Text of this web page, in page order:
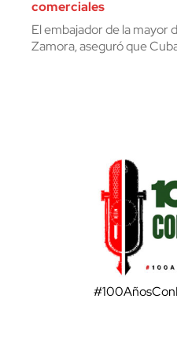
comerciales
El embajador de la mayor
Zamora, aseguró que